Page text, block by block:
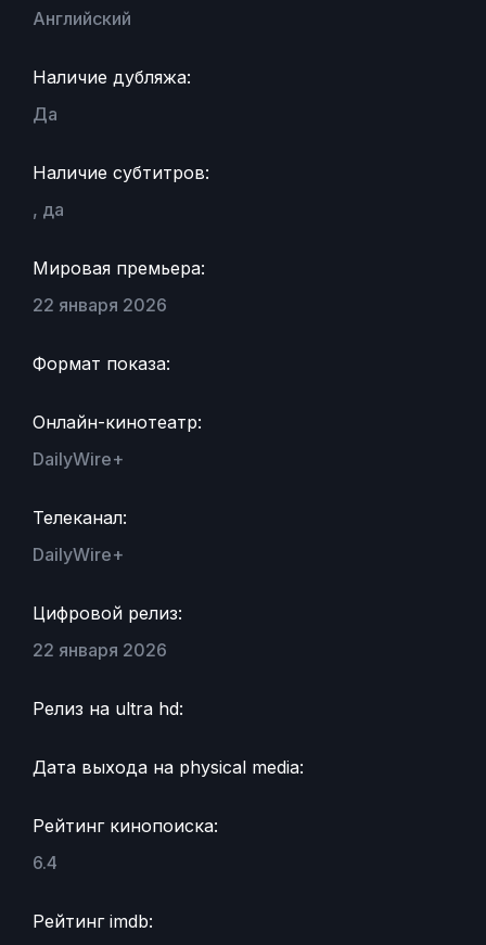
Английский
Наличие дубляжа:
Да
Наличие субтитров:
, да
Мировая премьера:
22 января 2026
Формат показа:
Онлайн-кинотеатр:
DailyWire+
Телеканал:
DailyWire+
Цифровой релиз:
22 января 2026
Релиз на ultra hd:
Дата выхода на physical media:
Рейтинг кинопоиска:
6.4
Рейтинг imdb: